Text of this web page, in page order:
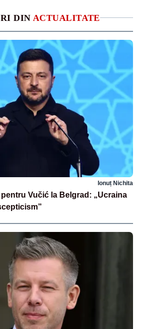
DIN ACTUALITATE
Ionuț Nichita
Vučić la Belgrad: „Ucraina